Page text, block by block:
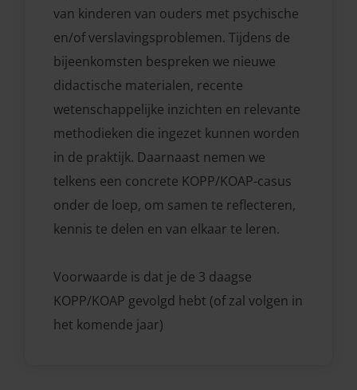
van kinderen van ouders met psychische
en/of verslavingsproblemen. Tijdens de
bijeenkomsten bespreken we nieuwe
didactische materialen, recente
wetenschappelijke inzichten en relevante
methodieken die ingezet kunnen worden
in de praktijk. Daarnaast nemen we
telkens een concrete KOPP/KOAP-casus
onder de loep, om samen te reflecteren,
kennis te delen en van elkaar te leren.
Voorwaarde is dat je de 3 daagse
KOPP/KOAP gevolgd hebt (of zal volgen in
het komende jaar)